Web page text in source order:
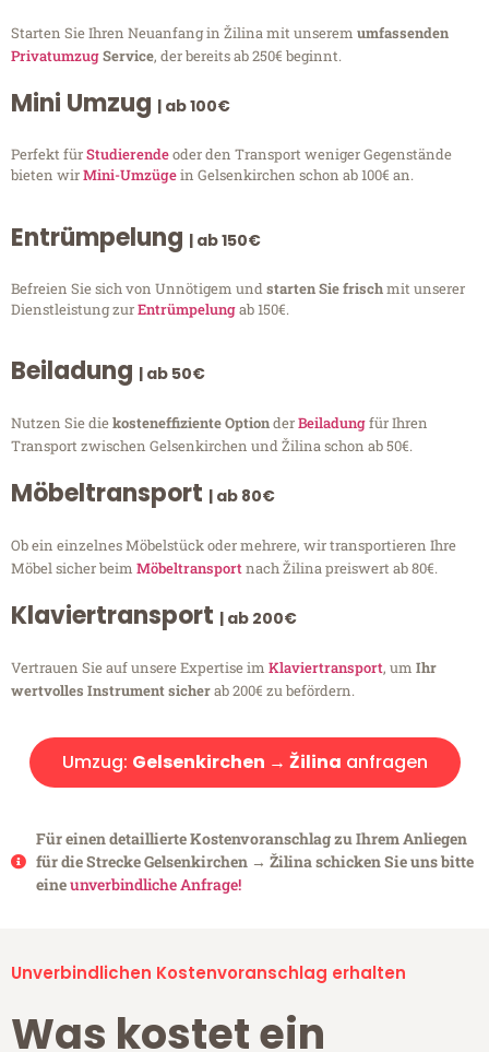
Starten Sie Ihren Neuanfang in Žilina mit unserem umfassenden
PrivatumzugService, der bereits ab 250€ beginnt.
Mini Umzug | ab 100€
Perfekt fürStudierendeoder den Transport weniger Gegenstände
bieten wirMini-Umzügein Gelsenkirchen schon ab 100€ an.
Entrümpelung | ab 150€
Befreien Sie sich von Unnötigem undstarten Sie frischmit unserer
Dienstleistung zurEntrümpelungab 150€.
Beiladung | ab 50€
Nutzen Sie diekosteneffiziente OptionderBeiladungfür Ihren
Transport zwischen Gelsenkirchen und Žilina schon ab 50€.
Möbeltransport | ab 80€
Ob ein einzelnes Möbelstück oder mehrere, wir transportieren Ihre
Möbel sicher beim Möbeltransportnach Žilina preiswert ab 80€.
Klaviertransport | ab 200€
Vertrauen Sie auf unsere Expertise im Klaviertransport, um Ihr
wertvolles Instrument sicherab 200€ zu befördern.
Umzug: Gelsenkirchen → Žilina anfragen
Für einen detaillierte Kostenvoranschlag zu Ihrem Anliegen
für die Strecke Gelsenkirchen → Žilina schicken Sie uns bitte
eineunverbindliche Anfrage!
Unverbindlichen Kostenvoranschlag erhalten
Was kostet ein